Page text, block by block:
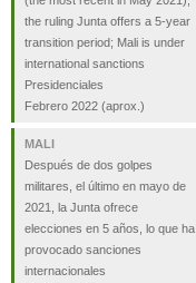
the ruling Junta offers a 5-year
transition period; Mali is under
international sanctions
Presidenciales
Febrero 2022 (aprox.)
MALI
Después de dos golpes
militares, el último en mayo de
2021, la Junta ofrece
elecciones en 5 años, lo que ha
provocado sanciones
internacionales